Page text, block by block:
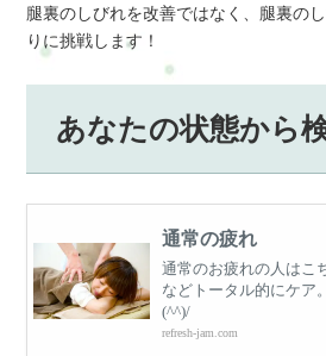
腿裏のしびれを改善ではなく、腿裏の
りに挑戦します！
あなたの状態から
通常の疲れ
通常のお疲れの人はこ
などトータル的にケア
(^^)/
refresh-jam.com